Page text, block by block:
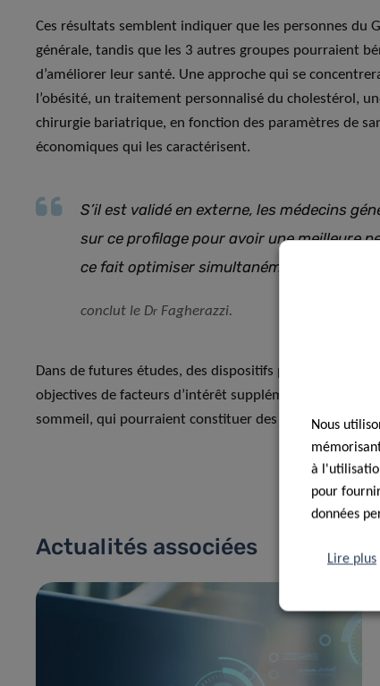
Ces résultats semblent indiquer que les personnes du
générale, tandis que les 3 autres groupes pourraient
d’améliorer leur santé. Une approche qui se
l’obésité, un traitement personnalisé du cholestérol,
chirurgie bariatrique, en fonction des paramètres de
économiques qui les caractérisent.
S’il est validé en externe, les médecins
sur ce profilage pour avoir une meilleure
ce fait optimiser simultanément plusieurs
conclut le Dr Fagherazzi.
Dans de futures études, des dispositifs portables
objectives de facteurs d’intérêt supplémentaires, tels
sommeil, qui pourraient constituer des informations
Actualités associées
Nous
à
pour
données
Lire plus